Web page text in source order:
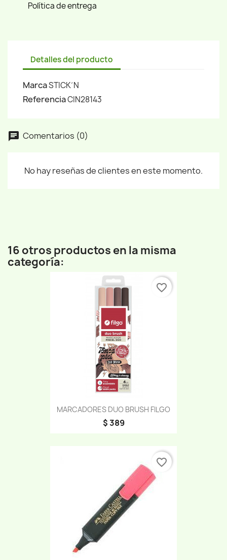
Política de entrega
Detalles del producto
MarcaSTICK´N
ReferenciaCIN28143
Comentarios (0)
No hay reseñas de clientes en este momento.
16 otros productos en la misma
categoría:
MARCADORES DUO BRUSH FILGO
$ 389
favorite_border
favorite_border